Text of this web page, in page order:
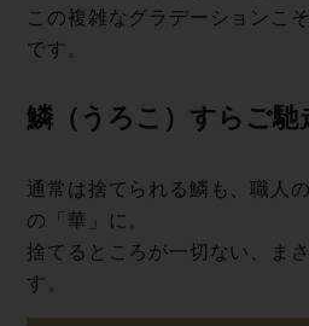
この複雑なグラデーションこ
です。
鱗（うろこ）すらご馳
通常は捨てられる鱗も、職人
の「華」に。
捨てるところが一切ない、ま
す。